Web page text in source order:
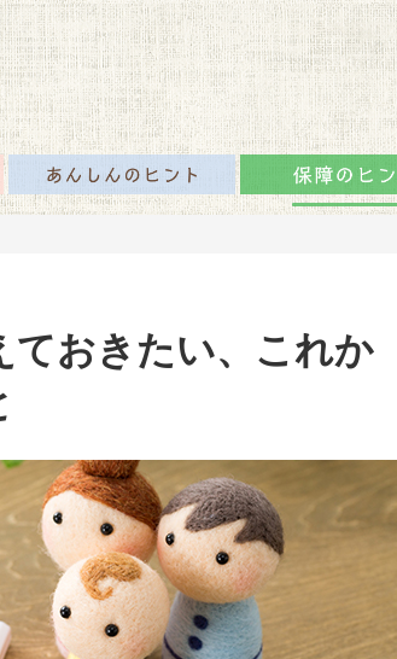
生きるヒント あんしんのヒント
ておきたい、これか